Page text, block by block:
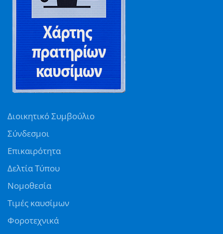
Διοικητικό Συμβούλιο
Σύνδεσμοι
Επικαιρότητα
Δελτία Τύπου
Νομοθεσία
Τιμές καυσίμων
Φοροτεχνικά